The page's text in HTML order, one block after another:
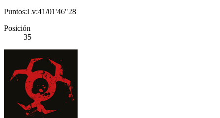
Puntos:Lv:41/01'46"28
Posición
35